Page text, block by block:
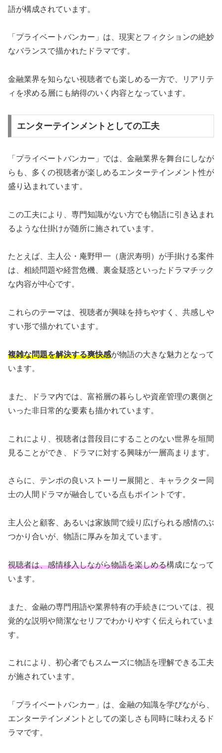
語が構成されています。
「プライベートバンカー」は、現実とフィクションの絶妙
なバランスで描かれたドラマです。
金融業界を知らない視聴者でも楽しめる一方で、リアリテ
ィを求める層にも納得のいく内容となっています。
エンターテインメントとしての工夫
「プライベートバンカー」では、金融業界を舞台にしなが
らも、多くの視聴者が楽しめるエンターテインメント性が
盛り込まれています。
この工夫により、専門知識がない方でも物語に引き込まれ
るような仕掛けが随所に施されています。
たとえば、主人公・庵野甲一（唐沢寿明）が手掛ける案件
は、相続問題や経営危機、裏金疑惑といったドラマチック
な内容が中心です。
これらのテーマは、視聴者が興味を持ちやすく、共感しや
すい形で描かれています。
複雑な問題を解決する爽快感が物語の大きな魅力となって
います。
また、ドラマ内では、富裕層の暮らしや資産管理の裏側と
いった非日常的な要素も描かれています。
これにより、視聴者は普段目にすることのない世界を垣間
見ることができ、ドラマに対する興味が一層高まります。
さらに、テンポの良いストーリー展開と、キャラクター同
士の人間ドラマが融合している点もポイントです。
主人公と顧客、あるいは家族間で繰り広げられる感情のぶ
つかり合いが、物語に厚みを加えています。
視聴者は、感情移入しながら物語を楽しめる構成になって
います。
また、金融の専門用語や業界特有の手続きについては、視
覚的な説明や簡潔なセリフでわかりやすく伝えられていま
す。
これにより、初心者でもスムーズに物語を理解できる工夫
が施されています。
「プライベートバンカー」は、金融の知識を学びながら、
エンターテインメントとしての楽しさも同時に味わえるド
ラマです。